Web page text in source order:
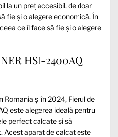
la un preț accesibil, de doar
fie și o alegere economică. În
ce îl face să fie și o alegere
HSI-2400AQ
Romania și în 2024, Fierul de
este alegerea ideală pentru
perfect calcate și să
Acest aparat de calcat este